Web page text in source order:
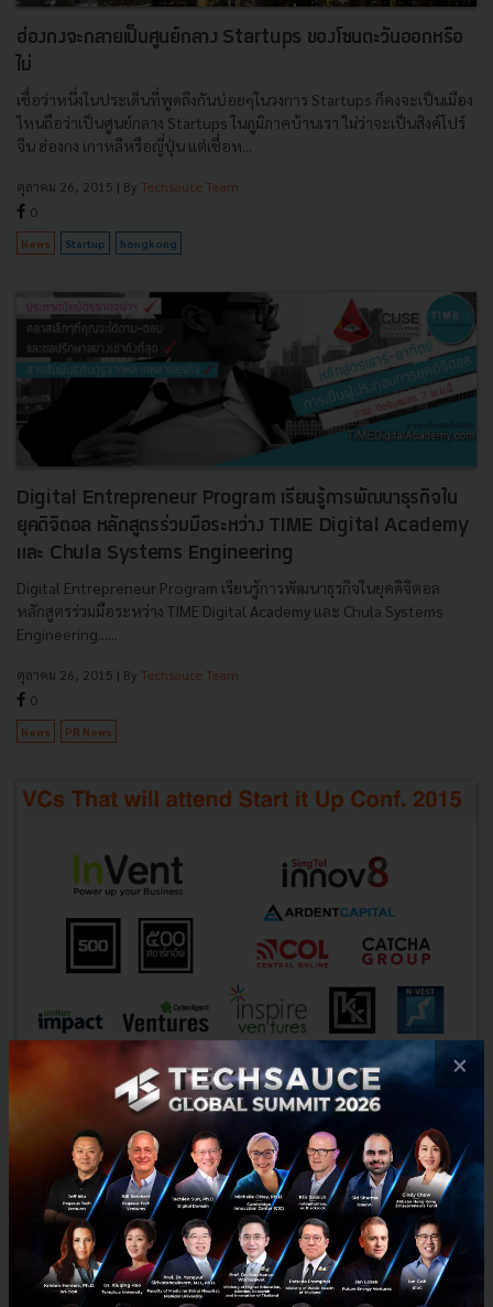
ฮ่องกงจะกลายเป็นศูนย์กลาง Startups ของโซนตะวันออกหรือ
ไม่
เชื่อว่าหนึ่งในประเด็นที่พูดถึงกันบ่อยๆในวงการ Startups ก็คงจะเป็นเมือง
ไหนถือว่าเป็นศูนย์กลาง Startups ในภูมิภาคบ้านเรา ไม่ว่าจะเป็นสิงค์โปร์
จีน ฮ่องกง เกาหลีหรือญี่ปุ่น แต่เชื่อห...
ตุลาคม 26, 2015 | By Techsauce Team
0
News Startup hongkong
Digital Entrepreneur Program เรียนรู้การพัฒนาธุรกิจใน
ยุคดิจิตอล หลักสูตรร่วมมือระหว่าง TIME Digital Academy
และ Chula Systems Engineering
Digital Entrepreneur Program เรียนรู้การพัฒนาธุรกิจในยุคดิจิตอล
หลักสูตรร่วมมือระหว่าง TIME Digital Academy และ Chula Systems
Engineering......
ตุลาคม 26, 2015 | By Techsauce Team
0
News PR News
ทีเด็ดงาน Start it Up Conf.2015 [ตอนที่ 5] – นักลงทุนและ
บริษัทยักษ์ใหญ่ตบเท้าร่วมงาน
อีกเพียงแค่ 2 สัปดาห์เท่านั้น เตรียมพบกับอีเว้นท์ครั้งใหญ่ของวงการ Tech
Startup ไทยประจำปีกับงาน Start it Up Conf.2015 หลายคนคงอยาก
ทราบว่าจะพบนักลงทุน (Investor) บริษัทยักษ์ใหญ่ แล...
×